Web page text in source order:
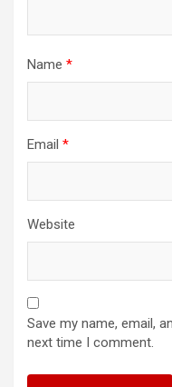
Name *
Email *
Website
Save my name, email,
next time I comment.